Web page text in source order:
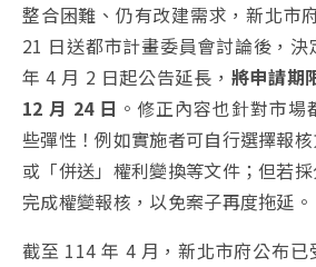
整合困難、仍有改建需求，新北市
21 日送都市計畫委員會討論後，
年 4 月 2 日起公告延長， 將申請期
12 月 24 日 。修正內容也針對市
些彈性！例如實施者可自行選擇報核
或「併送」權利變換等文件；但若
完成權變報核，以免案子再度拖延。
截至 114 年 4 月，新北市府公布